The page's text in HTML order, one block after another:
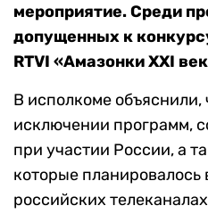
мероприятие. Среди
допущенных к
RTVI «Амазонки XXI
В исполкоме объяснили,
исключении программ,
при участии России, а
которые планировалось
российских